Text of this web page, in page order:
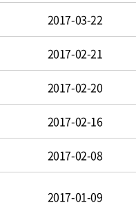
2017-03-22
2017-02-21
2017-02-20
2017-02-16
2017-02-08
2017-01-09